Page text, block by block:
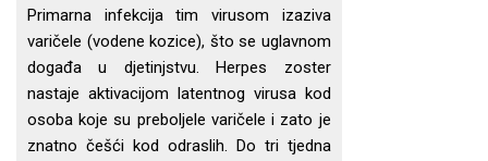
Primarna infekcija tim virusom izaziva
varičele (vodene kozice), što se uglavnom
događa u djetinjstvu. Herpes zoster
nastaje aktivacijom latentnog virusa kod
osoba koje su preboljele varičele i zato je
znatno češći kod odraslih. Do tri tjedna